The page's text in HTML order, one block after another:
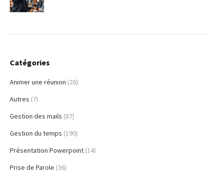
Catégories
Animer une réunion (26)
Autres (7)
Gestion des mails (87)
Gestion du temps (190)
Présentation Powerpoint (14)
Prise de Parole (36)